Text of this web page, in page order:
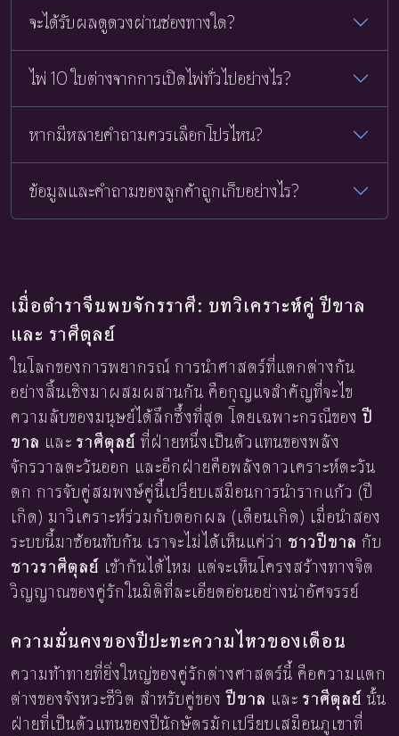
จะได้รับผลดูดวงผ่านช่องทางใด?
ไพ่ 10 ใบต่างจากการเปิดไพ่ทั่วไปอย่างไร?
หากมีหลายคำถามควรเลือกโปรไหน?
ข้อมูลและคำถามของลูกค้าถูกเก็บอย่างไร?
เมื่อตำราจีนพบจักรราศี: บทวิเคราะห์คู่ ปีขาล
และ ราศีตุลย์
ในโลกของการพยากรณ์ การนำศาสตร์ที่แตกต่างกัน
อย่างสิ้นเชิงมาผสมผสานกัน คือกุญแจสำคัญที่จะไข
ความลับของมนุษย์ได้ลึกซึ้งที่สุด โดยเฉพาะกรณีของปี
ขาล และ ราศีตุลย์ ที่ฝ่ายหนึ่งเป็นตัวแทนของพลัง
จักรวาลตะวันออก และอีกฝ่ายคือพลังดาวเคราะห์ตะวัน
ตก การจับคู่สมพงษ์คู่นี้เปรียบเสมือนการนำรากแก้ว (ปี
เกิด) มาวิเคราะห์ร่วมกับดอกผล (เดือนเกิด) เมื่อนำสอง
ระบบนี้มาซ้อนทับกัน เราจะไม่ได้เห็นแค่ว่า ชาวปีขาล กับ
ชาวราศีตุลย์ เข้ากันได้ไหม แต่จะเห็นโครงสร้างทางจิต
วิญญาณของคู่รักในมิติที่ละเอียดอ่อนอย่างน่าอัศจรรย์
ความมั่นคงของปีปะทะความไหวของเดือน
ความท้าทายที่ยิ่งใหญ่ของคู่รักต่างศาสตร์นี้ คือความแตก
ต่างของจังหวะชีวิต สำหรับคู่ของปีขาล และ ราศีตุลย์ นั้น
ฝ่ายที่เป็นตัวแทนของปีนักษัตรมักเปรียบเสมือนภูเขาที่